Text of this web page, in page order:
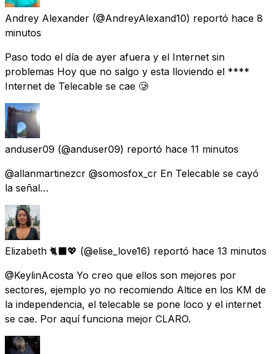
Andrey Alexander (@AndreyAlexand10) reportó hace 8
minutos
Paso todo el día de ayer afuera y el Internet sin
problemas Hoy que no salgo y esta lloviendo el ****
Internet de Telecable se cae 🥲
anduser09 (@anduser09) reportó hace 11 minutos
@allanmartinezcr @somosfox_cr En Telecable se cayó
la señal…
Elizabeth 🐈‍⬛💖 (@elise_love16) reportó hace 13 minutos
@KeylinAcosta Yo creo que ellos son mejores por
sectores, ejemplo yo no recomiendo Altice en los KM de
la independencia, el telecable se pone loco y el internet
se cae. Por aquí funciona mejor CLARO.